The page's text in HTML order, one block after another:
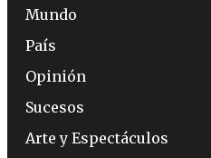
Mundo
País
Opinión
Sucesos
Arte y Espectáculos